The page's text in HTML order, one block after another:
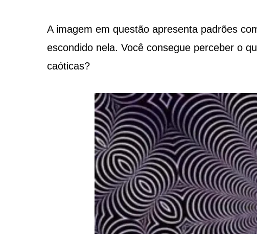
A imagem em questão apresenta padrões
escondido nela. Você consegue perceber o
caóticas?